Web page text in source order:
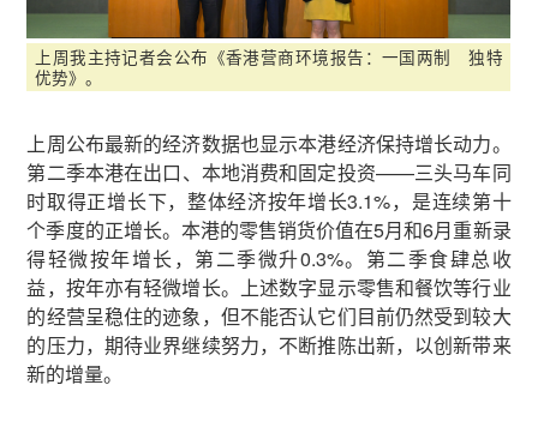
上周我主持记者会公布《香港营商环境报告：一国两制 独特
优势》。
上周公布最新的经济数据也显示本港经济保持增长动力。
第二季本港在出口、本地消费和固定投资——三头马车同
时取得正增长下，整体经济按年增长3.1%，是连续第十
个季度的正增长。本港的零售销货价值在5月和6月重新录
得轻微按年增长，第二季微升0.3%。第二季食肆总收
益，按年亦有轻微增长。上述数字显示零售和餐饮等行业
的经营呈稳住的迹象，但不能否认它们目前仍然受到较大
的压力，期待业界继续努力，不断推陈出新，以创新带来
新的增量。